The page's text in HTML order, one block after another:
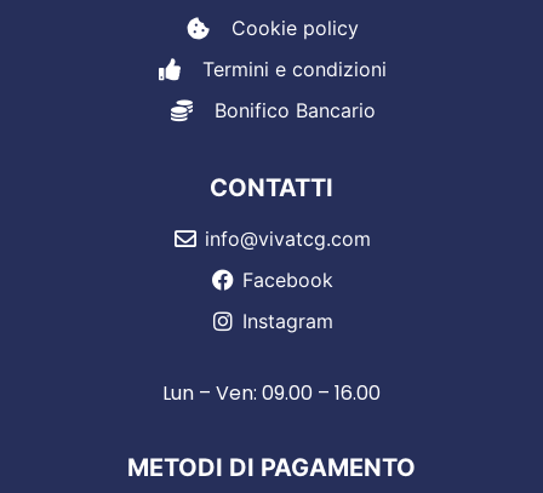
Cookie policy
Termini e condizioni
Bonifico Bancario
CONTATTI
info@vivatcg.com
Facebook
Instagram
Lun – Ven: 09.00 – 16.00
METODI DI PAGAMENTO